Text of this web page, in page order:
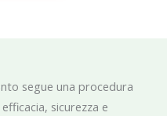
segue una procedura
sicurezza e